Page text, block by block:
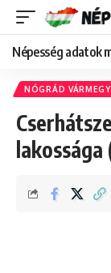
Népesség adatok
NÓGRÁD
lakossága